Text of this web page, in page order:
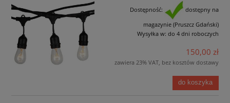
Dostępność:
dostępny na
magazynie (Pruszcz Gdański)
Wysyłka w: do 4 dni roboczych
150,00 zł
zawiera 23% VAT, bez kosztów dostawy
do koszyka